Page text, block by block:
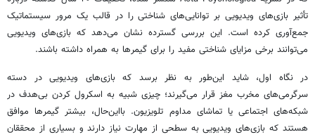
تأثیر بازی‌های ویدیویی بر توانایی‌های شناختی را در قالب یک مرور سیستماتیک
جمع‌آوری کرده است. این بررسی گسترده نشان می‌دهد که بازی‌های ویدیویی
می‌توانند برخی مزایای شناختی مفید را برای گیمرها به همراه داشته باشند.
در نگاه اول، شاید این‌طور به نظر برسد که بازی‌های ویدیویی در دسته
سرگرمی‌های مخرب مغز قرار می‌گیرند؛ چیزی شبیه به اسکرول کردن بی‌هدف در
شبکه‌های اجتماعی یا تماشای مداوم تلویزیون. بااین‌حال، بیشتر گیمرها موافق
هستند که بازی‌های ویدیویی به سطحی از مهارت نیاز دارند و بسیاری از محققان